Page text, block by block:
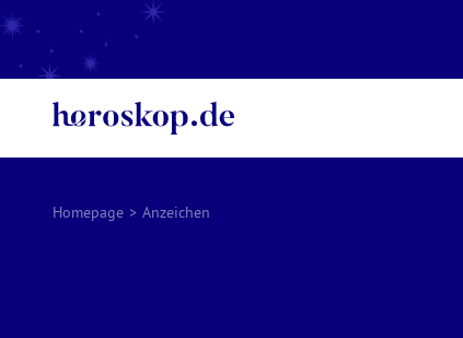
Homepage > Anzeichen